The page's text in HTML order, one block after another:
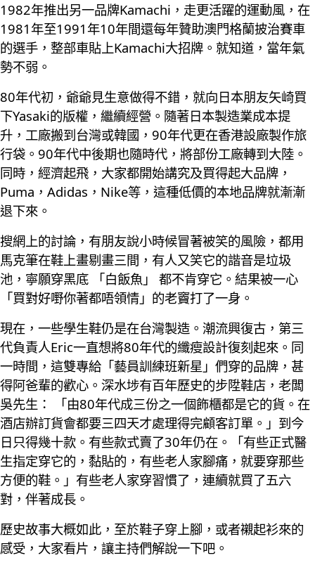
1982年推出另一品牌Kamachi，走更活躍的運動風，在
1981年至1991年10年間還每年贊助澳門格蘭披治賽車
的選手，整部車貼上Kamachi大招牌。就知道，當年氣
勢不弱。
80年代初，爺爺見生意做得不錯，就向日本朋友矢崎買
下Yasaki的版權，繼續經營。隨著日本製造業成本提
升，工廠搬到台灣或韓國，90年代更在香港設廠製作旅
行袋。90年代中後期也隨時代，將部份工廠轉到大陸。
同時，經濟起飛，大家都開始講究及買得起大品牌，
Puma，Adidas，Nike等，這種低價的本地品牌就漸漸
退下來。
搜網上的討論，有朋友說小時候冒著被笑的風險，都用
馬克筆在鞋上畫剔畫三間，有人又笑它的諧音是垃圾
池，寧願穿黑底 「白飯魚」 都不肯穿它。結果被一心
「買對好嘢你著都唔領情」的老竇打了一身。
現在，一些學生鞋仍是在台灣製造。潮流興復古，第三
代負責人Eric一直想將80年代的纖瘦設計復刻起來。同
一時間，這雙專給「藝員訓練班新星」們穿的品牌，甚
得阿爸輩的歡心。深水埗有百年歷史的步陞鞋店，老闆
吳先生： 「由80年代成三份之一個飾櫃都是它的貨。在
酒店辦訂貨會都要三四天才處理得完顧客訂單。」到今
日只得幾十款。有些款式賣了30年仍在。「有些正式醫
生指定穿它的，黏貼的，有些老人家腳痛，就要穿那些
方便的鞋。」有些老人家穿習慣了，連續就買了五六
對，伴著成長。
歷史故事大概如此，至於鞋子穿上腳，或者襯起衫來的
感受，大家看片，讓主持們解說一下吧。